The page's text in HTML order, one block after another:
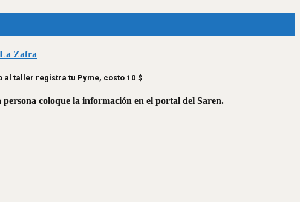
La Zafra
al taller registra tu Pyme, costo 10 $
coloque la información en el portal del Saren.